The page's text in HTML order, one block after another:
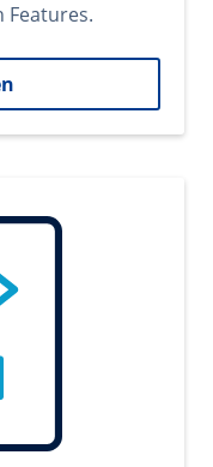
Features.